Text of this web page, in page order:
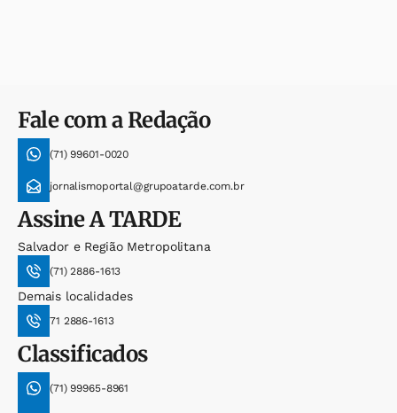
Fale com a Redação
(71) 99601-0020
jornalismoportal@grupoatarde.com.br
AssineA TARDE
Salvador e Região Metropolitana
(71) 2886-1613
Demais localidades
71 2886-1613
Classificados
(71) 99965-8961